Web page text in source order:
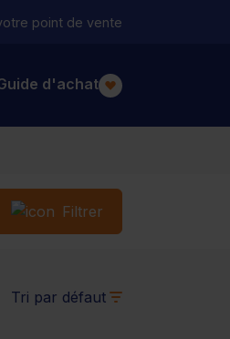
point de vente
d'achat
Filtrer
Tri par défaut